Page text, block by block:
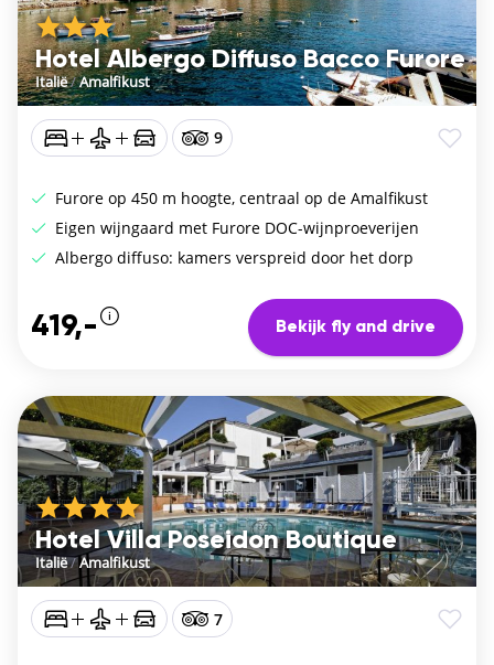
Hotel Albergo Diffuso Bacco Furore
Italië/Amalfikust
9
Furore op 450 m hoogte, centraal op de Amalfikust
Eigen wijngaard met Furore DOC-wijnproeverijen
Albergo diffuso: kamers verspreid door het dorp
419,- Bekijk fly and drive
Hotel Villa Poseidon Boutique
Italië/Amalfikust
7